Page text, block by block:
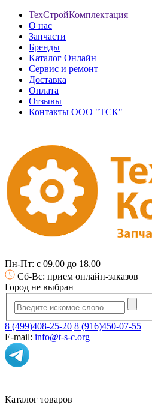
ТехСтройКомплектация
О нас
Запчасти
Бренды
Каталог Онлайн
Сервис и ремонт
Доставка
Оплата
Отзывы
Контакты ООО "ТСК"
Пн-Пт: с 09.00 до 18.00
Сб-Вс: прием онлайн-заказов
Город не выбран
8 (499)408-25-20 8 (916)450-07-55
E-mail: info@t-s-c.org
Каталог товаров